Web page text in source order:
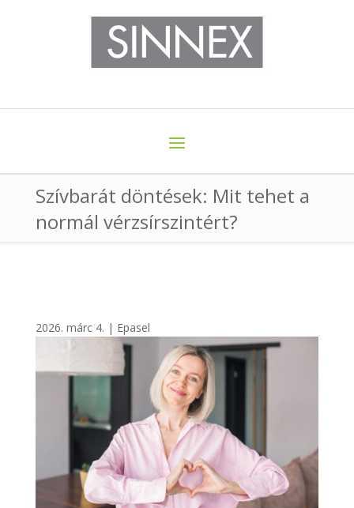
Szívbarát döntések: Mit tehet a
normál vérzsírszintért?
2026. márc 4. | Epasel